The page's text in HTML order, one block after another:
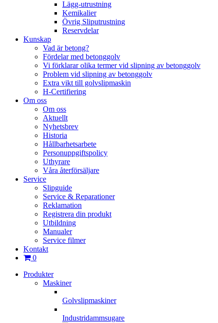
Lägg-utrustning
Kemikalier
Övrig Sliputrustning
Reservdelar
Kunskap
Vad är betong?
Fördelar med betonggolv
Vi förklarar olika termer vid slipning av betonggolv
Problem vid slipning av betonggolv
Extra vikt till golvslipmaskin
H-Certifiering
Om oss
Om oss
Aktuellt
Nyhetsbrev
Historia
Hållbarhetsarbete
Personuppgiftspolicy
Uthyrare
Våra återförsäljare
Service
Slipguide
Service & Reparationer
Reklamation
Registrera din produkt
Utbildning
Manualer
Service filmer
Kontakt
0
Produkter
Maskiner
Golvslipmaskiner
Industridammsugare